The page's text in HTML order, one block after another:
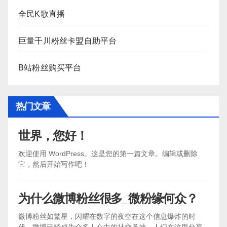
全民K歌直播
巨量千川粉丝卡盟自助平台
B站粉丝购买平台
热门文章
世界，您好！
欢迎使用 WordPress。这是您的第一篇文章。编辑或删除
它，然后开始写作吧！
为什么微博粉丝很多_微粉缘何众？
微博粉丝如繁星，闪耀在数字的夜空在这个信息爆炸的时